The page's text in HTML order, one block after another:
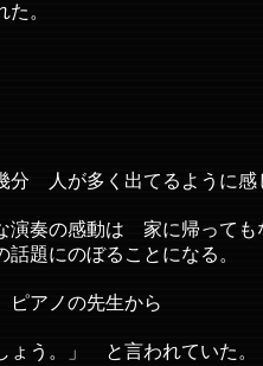
。
分 人が多く出てるように
奏の感動は 家に帰っても
題にのぼることになる。
アノの先生から
ょう。」 と言われていた